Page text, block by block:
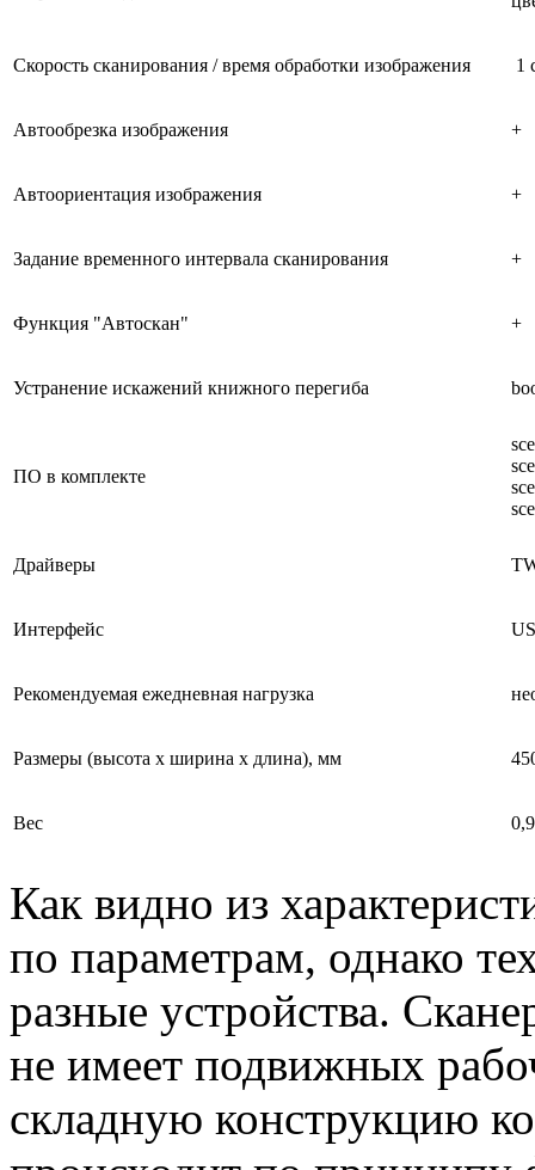
Скорость сканирования / время обработки изображения 1
Автообрезка изображения +
Автоориентация изображения +
Задание временного интервала сканирования +
Функция "Автоскан" +
Устранение искажений книжного перегиба
ПО в комплекте
Драйверы
Интерфейс
Рекомендуемая ежедневная нагрузка
Размеры (высота х ширина х длина), мм
Вес
Как видно из
по параметрам, однако
разные устройства.
не имеет подвижных
складную конструкцию